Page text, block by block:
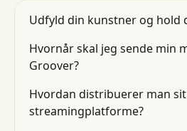
Udfyld din kunstner og hold
Hvornår skal jeg sende min
Groover?
Hvordan distribuerer man
streamingplatforme?